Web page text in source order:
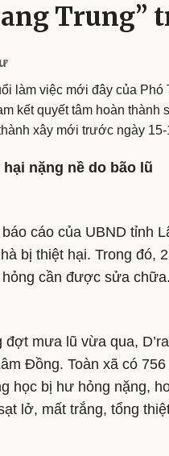
Trung”
làm việc mới đây của
kết quyết tâm hoàn
xây mới trước ngày 15-
hại nặng nề do bão lũ
cáo của UBND tỉnh
bị thiệt hại. Trong đó,
hỏng cần được sửa chữa.
đợt mưa lũ vừa qua,
Đồng. Toàn xã có
học bị hư hỏng nặng,
lở, mất trắng, tổng